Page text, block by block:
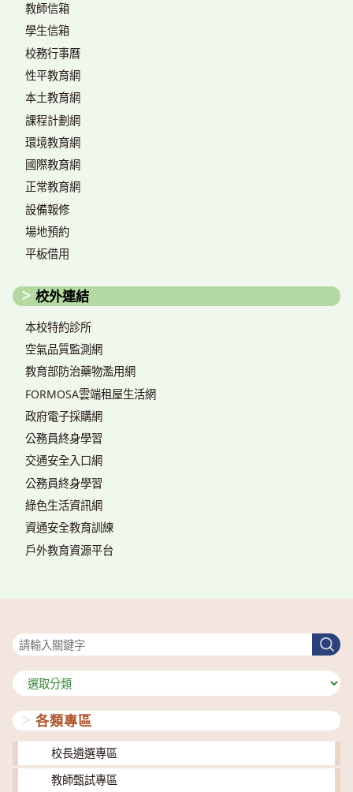
教師信箱
學生信箱
校務行事曆
性平教育網
本土教育網
課程計劃網
環境教育網
國際教育網
正常教育網
設備報修
場地預約
平板借用
校外連結
本校特約診所
空氣品質監測網
教育部防治藥物濫用網
FORMOSA雲端租屋生活網
政府電子採購網
公務員終身學習
交通安全入口網
公務員終身學習
綠色生活資訊網
資通安全教育訓練
戶外教育資源平台
搜
尋
分
類
各類專區
校長遴選專區
教師甄試專區